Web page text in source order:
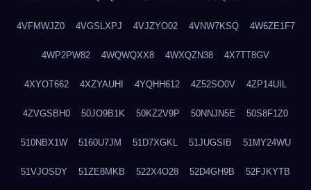
4VFMWJZ0 4VGSLXPJ 4VJZYO02 4VNW7KSQ 4W6ZE1F7
4WP2PW82 4WQWQXX8 4WXQZN38 4X7TT8GV
4XYOT662 4XZYAUHI 4YQHH612 4Z52SO0V 4ZP14UIL
4ZVGSBH0 50JO9B1K 50KZ2V9P 50NNJN5E 50S8F1Z0
510NBX1W 5160U7JM 51D7XGKL 51JUGSIB 51MY24WU
51VJOSDY 51ZE8MKB 522X4O28 52D4GH9B 52FJKYTB